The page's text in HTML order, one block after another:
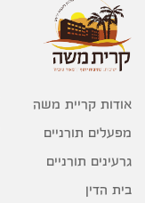
אודות קריית משה
מפעלים תורניים
גרעינים תורניים
בית הדין